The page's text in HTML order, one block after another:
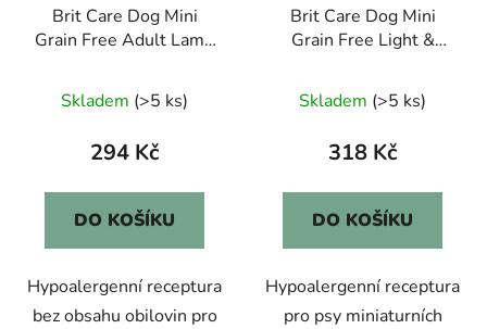
Brit Care Dog Mini
Grain Free Adult Lamb
Skladem (>5 ks)
294 Kč
DO KOŠÍKU
Hypoalergenní receptura
bez obsahu obilovin pro
Brit Care Dog Mini
Grain Free Light &
Skladem (>5 ks)
318 Kč
DO KOŠÍKU
Hypoalergenní receptura
pro psy miniaturních